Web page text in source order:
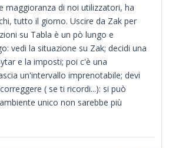
maggioranza di noi utilizzatori, ha
tutto il giorno. Uscire da Zak per
su Tabla è un pò lungo e
vedi la situazione su Zak; decidi una
e la imposti; poi c'è una
un'intervallo imprenotabile; devi
( se ti ricordi...): si può
unico non sarebbe più